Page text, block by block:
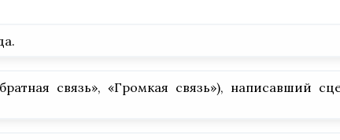
связь», «Громкая связь»), написавший